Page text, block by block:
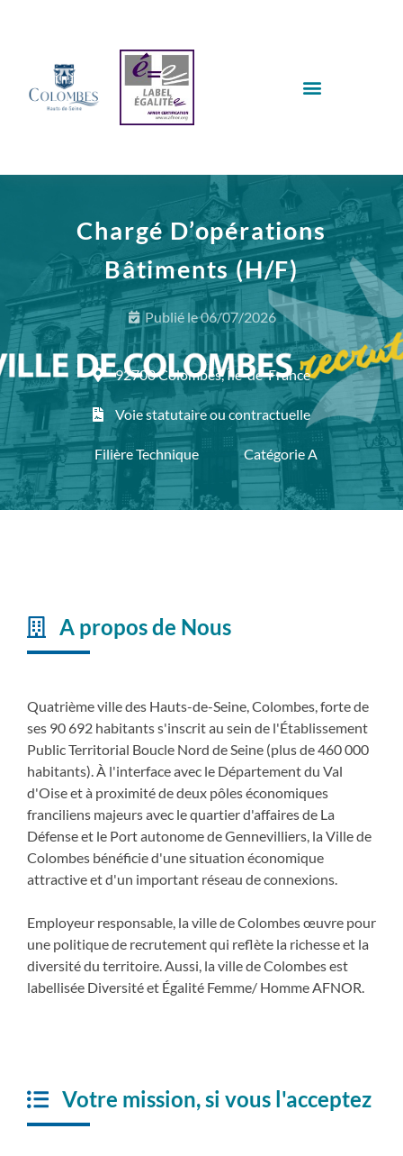
Chargé D’opérations
Bâtiments (H/F)
Publié le06/07/2026
92700 Colombes, Île-de-France
Voie statutaire ou contractuelle
Filière Technique Catégorie A
A propos de Nous
Quatrième ville des Hauts-de-Seine, Colombes, forte de
ses 90 692 habitants s'inscrit au sein de l'Établissement
Public Territorial Boucle Nord de Seine (plus de 460 000
habitants). À l'interface avec le Département du Val
d'Oise et à proximité de deux pôles économiques
franciliens majeurs avec le quartier d'affaires de La
Défense et le Port autonome de Gennevilliers, la Ville de
Colombes bénéficie d'une situation économique
attractive et d'un important réseau de connexions.
Employeur responsable, la ville de Colombes œuvre pour
une politique de recrutement qui reflète la richesse et la
diversité du territoire. Aussi, la ville de Colombes est
labellisée Diversité et Égalité Femme/ Homme AFNOR.
Votre mission, si vous l'acceptez